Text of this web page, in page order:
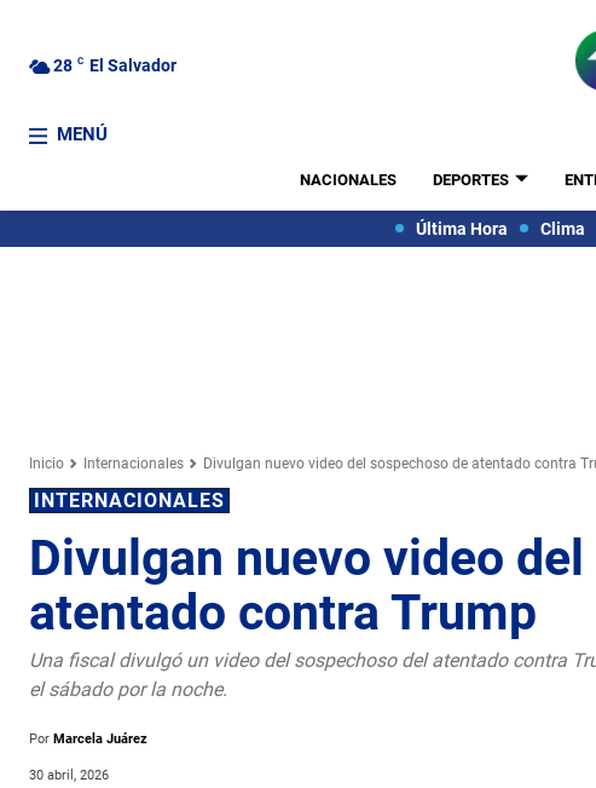
28 C El Salvador
MENÚ
NACIONALES DEPORTES
Última Hora Clima
Inicio Internacionales Divulgan nuevo video del sospechoso de atentado contra
INTERNACIONALES
Divulgan nuevo video
atentado contra Trump
Una fiscal divulgó un video del sospechoso del atentado contra
el sábado por la noche.
Por Marcela Juárez
30 abril, 2026